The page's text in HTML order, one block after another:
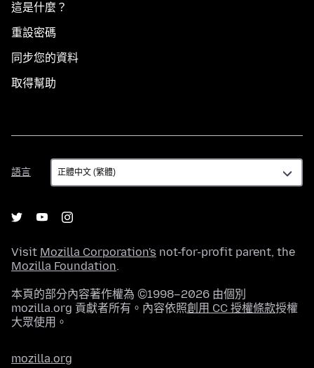
這是什麼？
重設密碼
同步您的資料
取得幫助
語言
語
言
Visit Mozilla Corporation's not-for-profit parent, the
Mozilla Foundation.
本頁的部分內容著作權為 ©1998–2026 由個別
mozilla.org 貢獻者所有。內容依照創用 CC 授權條款授權
大眾使用。
mozilla.org